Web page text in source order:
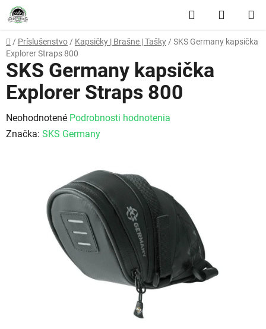
Prejsť na obsah Hľadať
Domov
/ Príslušenstvo / Kapsičky | Brašne | Tašky / SKS Germany kapsička
Explorer Straps 800
SKS Germany kapsička
Explorer Straps 800
Priemerné hodnotenie produktu je 0,0 z 5 hviezdičiek.
Neohodnotené Podrobnosti hodnotenia
Značka: SKS Germany